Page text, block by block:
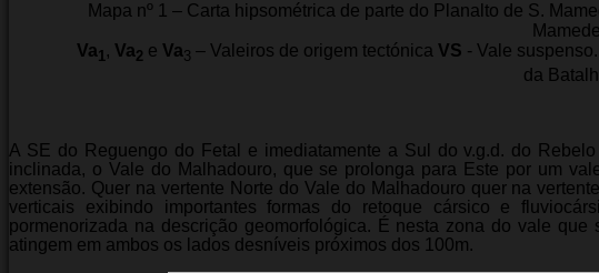
Mapa nº 1 – Carta hipsométrica de parte do Planalto de S.
Va1,Va2 eVa3 – Valeiros de origem tectónicaVS - Vale
da
A SE do Reguengo do Fetal e imediatamente a Sul do v.g.d. do
inclinada, o Vale do Malhadouro, que se prolonga para Este por um
extensão. Quer na vertente Norte do Vale do Malhadouro quer na
verticais exibindo importantes formas do retoque cársico e
pormenorizada na descrição geomorfológica. É nesta zona do vale
atingem em ambos os lados desníveis próximos dos 100m.